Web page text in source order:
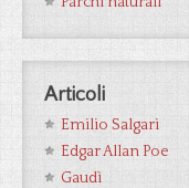
Articoli
Emilio Salgari
Edgar Allan Poe
Gaudì